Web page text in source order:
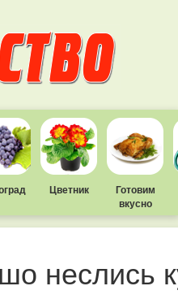
Цветник
Готовим
вкусно
неслись